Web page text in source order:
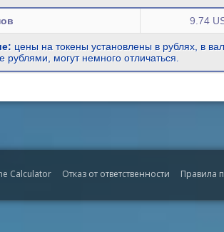
9.74
цены на токены установлены в рублях, в
рублями, могут немного отличаться.
Calculator Отказ от ответственности Правила